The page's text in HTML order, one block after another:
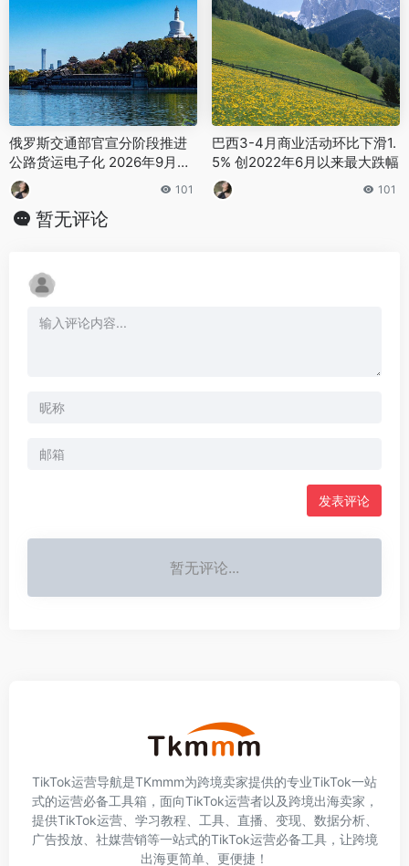
俄罗斯交通部官宣分阶段推进
公路货运电子化 2026年9月起
全面实施电子运单制度
101
巴西3-4月商业活动环比下滑1.
5% 创2022年6月以来最大跌幅
101
暂无评论
发表评论
暂无评论...
TikTok运营导航是TKmmm为跨境卖家提供的专业TikTok一站
式的运营必备工具箱，面向TikTok运营者以及跨境出海卖家，
提供TikTok运营、学习教程、工具、直播、变现、数据分析、
广告投放、社媒营销等一站式的TikTok运营必备工具，让跨境
出海更简单、更便捷！